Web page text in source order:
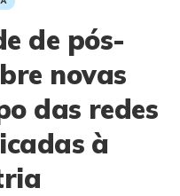
de pós-
novas
das redes
à